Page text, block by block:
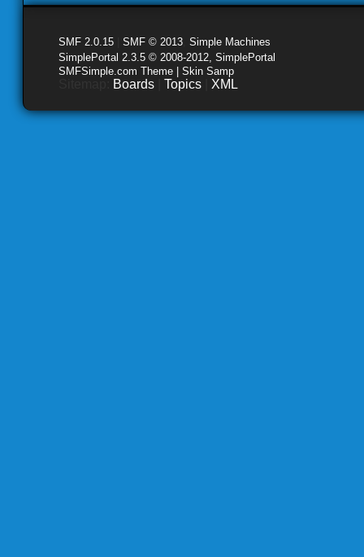
SMF 2.0.15 SMF © 2013 Simple Machines
SimplePortal 2.3.5 © 2008-2012, SimplePortal
SMFSimple.com Theme | Skin Samp
Boards Topics XML